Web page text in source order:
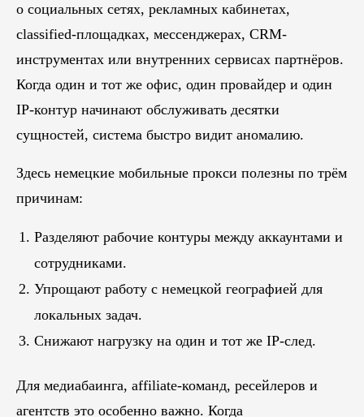
о социальных сетях, рекламных кабинетах,
classified-площадках, мессенджерах, CRM-
инструментах или внутренних сервисах партнёров.
Когда один и тот же офис, один провайдер и один
IP-контур начинают обслуживать десятки
сущностей, система быстро видит аномалию.
Здесь немецкие мобильные прокси полезны по трём
причинам:
Разделяют рабочие контуры между аккаунтами и
сотрудниками.
Упрощают работу с немецкой географией для
локальных задач.
Снижают нагрузку на один и тот же IP-след.
Для медиабаинга, affiliate-команд, ресейлеров и
агентств это особенно важно. Когда